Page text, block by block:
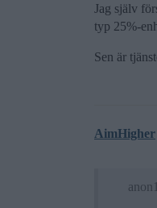
Jag själv
typ 25%-
Sen är
AimHigher